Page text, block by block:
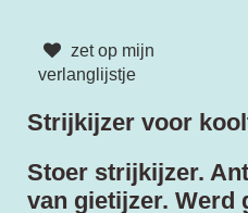
zet op mijn
verlanglijstje
Strijkijzer voor
Stoer strijkijzer.
van gietijzer. Werd